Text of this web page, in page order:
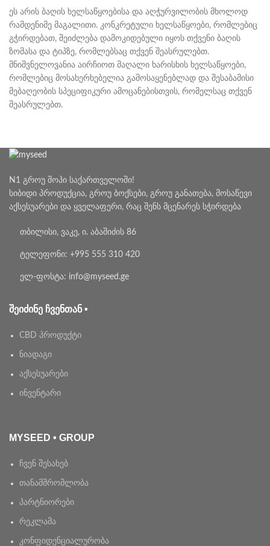
ეს არის ბაღის ხელსაწყოებისა და აღჭურვილობის მხოლოდ
რამდენიმე მაგალითი. კონკრეტული ხელსაწყოები, რომლებიც
გჭირდებათ, შეიძლება დამოკიდებული იყოს თქვენი ბაღის
ზომასა და ტიპზე, რომლებსაც თქვენ შეასრულებთ.
მნიშვნელოვანია აირჩიოთ მაღალი ხარისხის ხელსაწყოები,
რომლებიც მოსახერხებელია გამოსაყენებლად და შესაბამისი
მებაღეობის სპეციფიკური ამოცანებისთვის, რომელსაც თქვენ
შეასრულებთ.
N1 გროუ შოპი საქართველოში!
სიბიდი პროდუქცია, გროუ ბოქსები, გროუ განათება, მოსაწევი
აქსესუარები და ყველაფერი, რაც შენს მცენარეს სჭირდება
თბილისი, ვაკე, ი. აბაშიძის 86
ტელეფონი: +995 555 310 420
ელ-ფოსტა: info@myseed.ge
ᲨᲔᲘᲫᲘᲜᲔ ᲩᲕᲔᲜᲗᲐᲜ •
CBD პროდუქტი
ნიადაგი
აქსესუარები
ინვენტარი
MYSEED • GROUP
ჩვენ შესახებ
თანამშრომლობა
პარტნიორები
რეკლამა
კონფიდენციალურობა